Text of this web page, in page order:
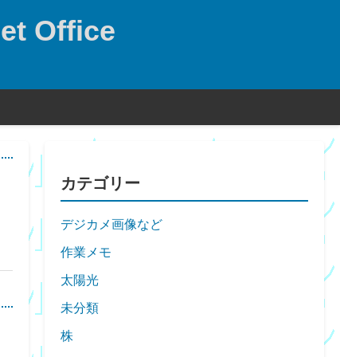
Office
カテゴリー
デジカメ画像など
作業メモ
太陽光
未分類
株